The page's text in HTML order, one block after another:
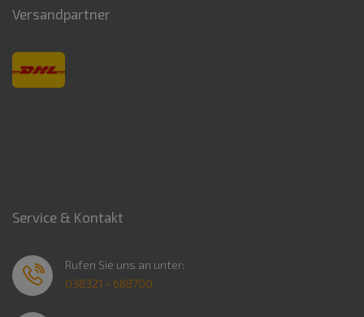
Versandpartner
Service & Kontakt
Rufen Sie uns an unter:
038321 - 688700